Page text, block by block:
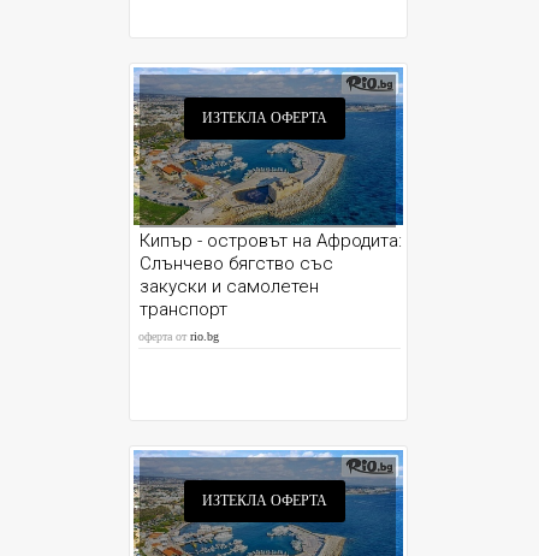
ИЗТЕКЛА ОФЕРТА
Кипър - островът на Афродита:
Слънчево бягство със
закуски и самолетен
транспорт
оферта отrio.bg
ИЗТЕКЛА ОФЕРТА